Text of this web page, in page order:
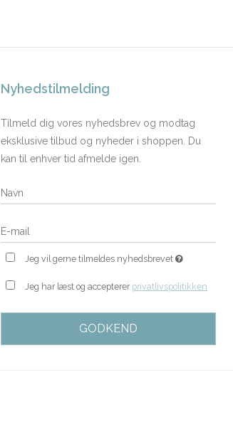
Nyhedstilmelding
Tilmeld dig vores nyhedsbrev og modtag
eksklusive tilbud og nyheder i shoppen. Du
kan til enhver tid afmelde igen.
Jeg vil gerne tilmeldes nyhedsbrevet
Jeg har læst og accepterer privatlivspolitikken
GODKEND